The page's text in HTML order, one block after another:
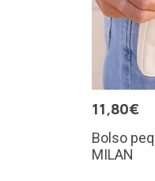
11,80€
Bolso
MILAN